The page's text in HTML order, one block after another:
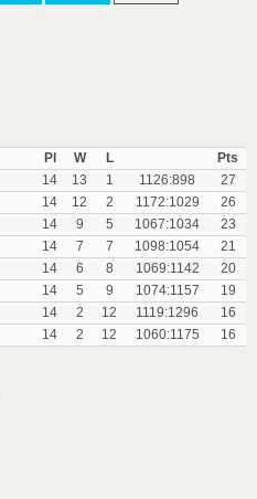
Pl W L
Pts
14 13 1 1126:898
27
14 12 2 1172:1029
26
14 9 5 1067:1034
23
14 7 7 1098:1054
21
14 6 8 1069:1142
20
14 5 9 1074:1157
19
14 2 12 1119:1296
16
14 2 12 1060:1175 16